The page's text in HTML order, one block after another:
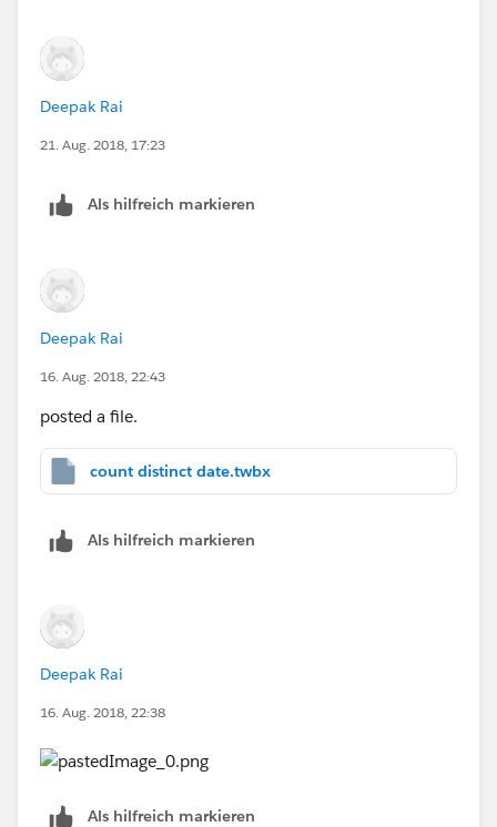
Deepak Rai
21. Aug. 2018, 17:23
Als hilfreich markieren
Deepak Rai
16. Aug. 2018, 22:43
posted a file.
count distinct date.twbx
Als hilfreich markieren
Deepak Rai
16. Aug. 2018, 22:38
Als hilfreich markieren